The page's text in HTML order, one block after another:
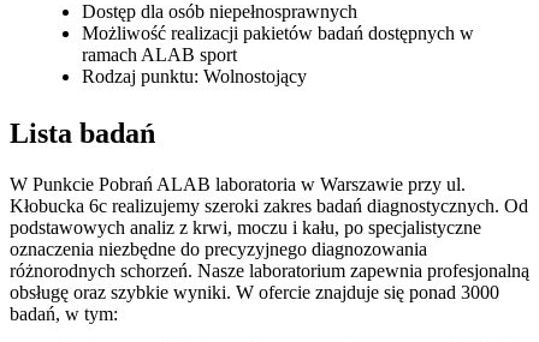
Dostęp dla osób niepełnosprawnych
Możliwość realizacji pakietów badań dostępnych w
ramach ALAB sport
Rodzaj punktu: Wolnostojący
Lista badań
W Punkcie Pobrań ALAB laboratoria w Warszawie przy ul.
Kłobucka 6c realizujemy szeroki zakres badań diagnostycznych. Od
podstawowych analiz z krwi, moczu i kału, po specjalistyczne
oznaczenia niezbędne do precyzyjnego diagnozowania
różnorodnych schorzeń. Nasze laboratorium zapewnia profesjonalną
obsługę oraz szybkie wyniki. W ofercie znajduje się ponad 3000
badań, w tym: